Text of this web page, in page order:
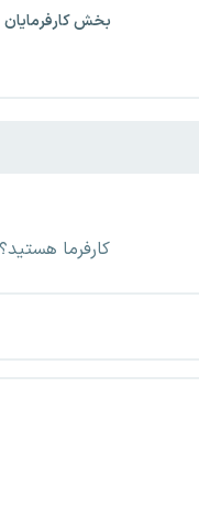
بخش کارفرمایان
کارفرما هستید؟